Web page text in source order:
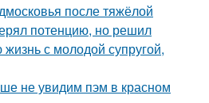
после тяжёлой
потенцию, но решил
с молодой супругой,
не увидим пэм в красном